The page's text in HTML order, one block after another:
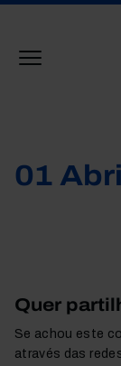
01
Quer
Se achou este
através das